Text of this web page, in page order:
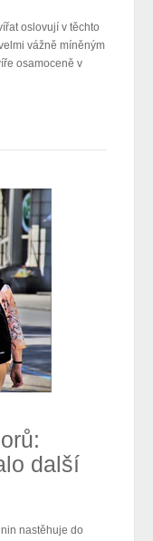
oslovují v těchto
vážně míněným
osamoceně v
další
nastěhuje do